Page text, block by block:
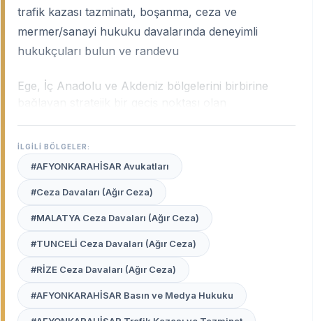
trafik kazası tazminatı, boşanma, ceza ve
mermer/sanayi hukuku davalarında deneyimli
hukukçuları bulun ve randevu
Ege, İç Anadolu ve Akdeniz bölgelerini birbirine
önemli yapı taşlarından biridir. Şehrin bu çok yönlü
yapısı; ticari alacaklardan trafik kazası
tazminatlarına, mülkiyet uyuşmazlıklarından idari
davalara kadar geniş bir hukuki yelpazeyi
beraberinde getirir.Afyonkarahisar uzman
avukatları , şehrin yerel ticari dinamiklerini ve adli
işleyişini en iyi analiz eden profesyonellerdir.
Avukat Burada
platformu, Afyonkarahisar
Adliyesi'nde davanızı titizlikle takip edecek, yerel
bilirkişi pratiklerine ve mahkeme içtihatlarına hakim
İLGİLİ BÖLGELER:
#AFYONKARAHİSAR Avukatları
#Ceza Davaları (Ağır Ceza)
#MALATYA Ceza Davaları (Ağır Ceza)
#TUNCELİ Ceza Davaları (Ağır Ceza)
#RİZE Ceza Davaları (Ağır Ceza)
#AFYONKARAHİSAR Basın ve Medya Hukuku